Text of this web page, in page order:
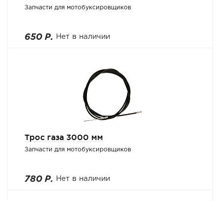
Запчасти для мотобуксировщиков
650 Р. Нет в наличии
Трос газа 3000 мм
Запчасти для мотобуксировщиков
780 Р. Нет в наличии